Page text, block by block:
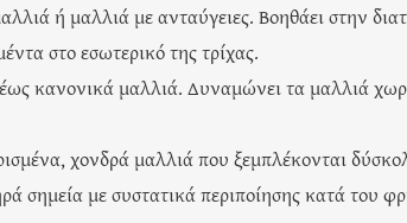
ή μαλλιά με ανταύγειες. Βοηθάει στην
στο εσωτερικό της τρίχας.
κανονικά μαλλιά. Δυναμώνει τα μαλλιά
χονδρά μαλλιά που ξεμπλέκονται
σημεία με συστατικά περιποίησης κατά του